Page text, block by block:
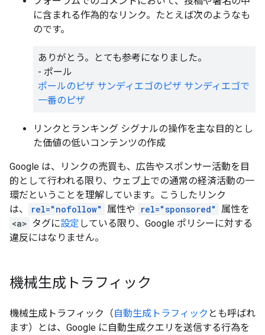
に含まれる作為的なリンク。たとえば次のようなも
のです。
ありがとう。とても参考になりました。
- ポール
ポールのピザ サンディエゴのピザ サンディエゴで
一番のピザ
リンクとランキング シグナルの操作を主な目的とし
た価値の低いコンテンツの作成
Google は、リンクの売買も、広告やスポンサー活動を目
的として行われる限り、ウェブ上での通常の経済活動の一
環だということを理解しています。こうしたリンク
は、
rel="nofollow" 属性や rel="sponsored"
属性を
<a> タグに設定 している限り、Google ポリシーに対する
違反にはなりません。
機械生成トラフィック
機械生成トラフィック（自動生成トラフィック とも呼ばれ
ます）とは、Google に自動生成クエリを送信する行為を